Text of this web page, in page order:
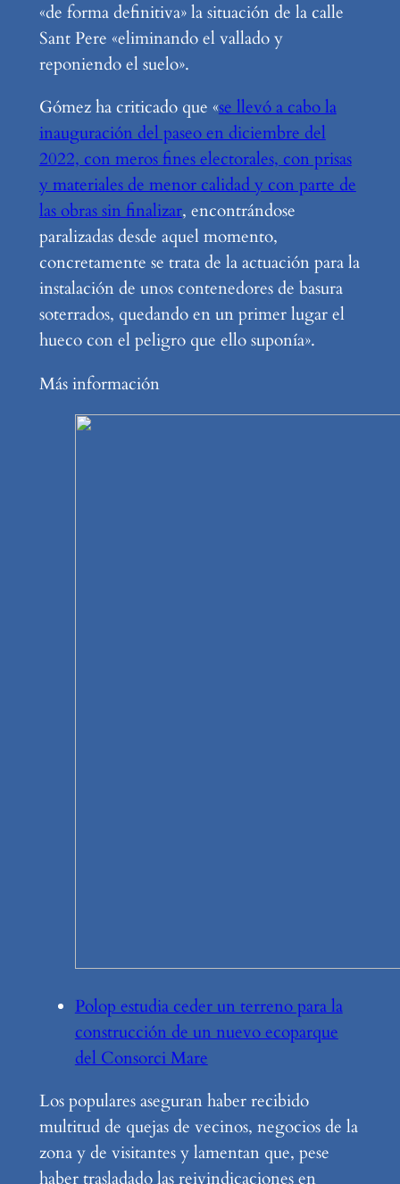
«de forma definitiva» la situación de la calle
Sant Pere «eliminando el vallado y
reponiendo el suelo».
Gómez ha criticado que «se llevó a cabo la
inauguración del paseo en diciembre del
2022, con meros fines electorales, con prisas
y materiales de menor calidad y con parte de
las obras sin finalizar, encontrándose
paralizadas desde aquel momento,
concretamente se trata de la actuación para la
instalación de unos contenedores de basura
soterrados, quedando en un primer lugar el
hueco con el peligro que ello suponía».
Más información
Polop estudia ceder un terreno para la
construcción de un nuevo ecoparque
del Consorci Mare
Los populares aseguran haber recibido
multitud de quejas de vecinos, negocios de la
zona y de visitantes y lamentan que, pese
haber trasladado las reivindicaciones en